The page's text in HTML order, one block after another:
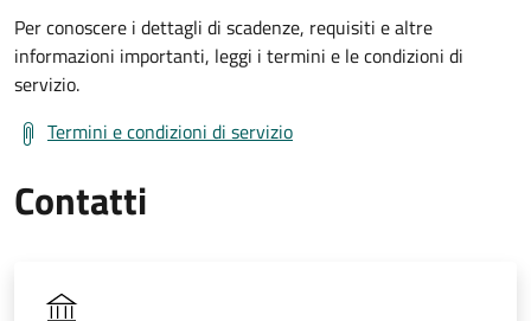
Per conoscere i dettagli di scadenze, requisiti e altre
informazioni importanti, leggi i termini e le condizioni di
servizio.
Termini e condizioni di servizio
Contatti